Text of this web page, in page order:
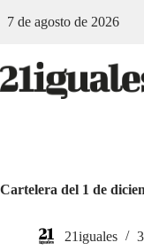
al7 de agosto de 2026
Cartelera del 1 de
21iguales